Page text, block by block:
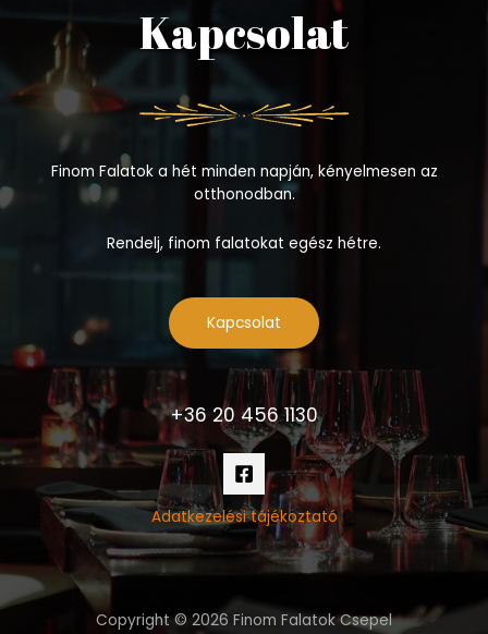
Kapcsolat
Finom Falatok a hét minden napján, kényelmesen az
otthonodban.
Rendelj, finom falatokat egész hétre.
Kapcsolat
+36 20 456 1130
Adatkezelési tájékoztató
Copyright © 2026 Finom Falatok Csepel